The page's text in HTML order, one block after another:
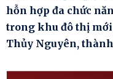
hỗn hợp đa chức
trong khu đô thị mới
Thủy Nguyên,